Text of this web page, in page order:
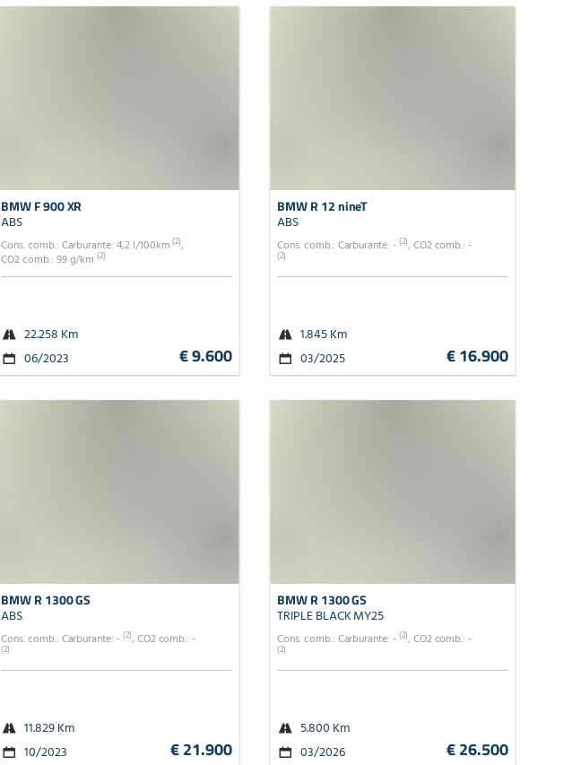
BMW F 900 XR
ABS
Cons. comb.: Carburante: 4,2 l/100km(2),
CO2 comb.: 99 g/km(2)
22.258 Km
06/2023 € 9.600
BMW R 12 nineT
ABS
Cons. comb.: Carburante: - (2), CO2 comb.: -
(2)
1.845 Km
03/2025 € 16.900
BMW R 1300 GS
ABS
Cons. comb.: Carburante: - (2), CO2 comb.: -
(2)
11.829 Km
10/2023 € 21.900
BMW R 1300 GS
TRIPLE BLACK MY25
Cons. comb.: Carburante: - (2), CO2 comb.: -
(2)
5.800 Km
03/2026 € 26.500